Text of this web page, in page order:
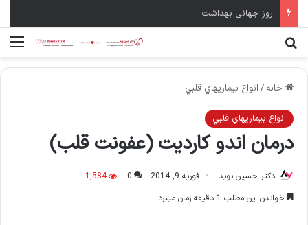
روز جهانی بهداشت
خانه / انواع بيماريهاي قلبي
انواع بيماريهاي قلبي
درمان اندو کاردیت (عفونت قلب)
دکتر حسین نوید فوریه 9, 2014 0
1,584
خواندن این مطلب 1 دقیقه زمان میبرد